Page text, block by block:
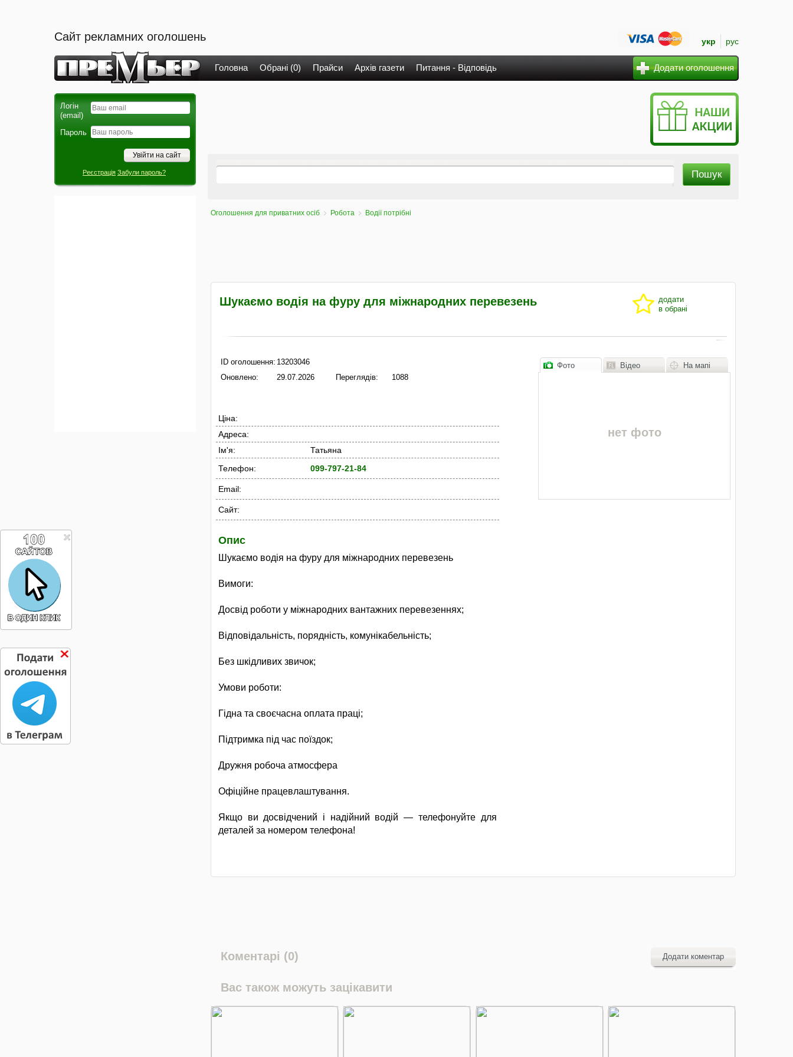
Сайт рекламних оголошень укр рус
Головна Обрані (0) Прайси Архів газети Питання - Відповідь Додати оголошення
Логін
(email)
Пароль
Реєстрація Забули пароль?
Оголошення для приватних осіб Робота Водії потрібні
Шукаємо водія на фуру для міжнародних перевезень
додати
в обрані
ID оголошення: 13203046
Оновлено:
29.07.2026 Переглядів: 1088
Ціна:
Адреса:
Ім'я:
Татьяна
Телефон:
099-797-21-84
Email:
Сайт:
Опис
Шукаємо водія на фуру для міжнародних перевезень
Вимоги:
Досвід роботи у міжнародних вантажних перевезеннях;
Відповідальність, порядність, комунікабельність;
Без шкідливих звичок;
Умови роботи:
Гідна та своєчасна оплата праці;
Підтримка під час поїздок;
Дружня робоча атмосфера
Офіційне працевлаштування.
Якщо ви досвідчений і надійний водій — телефонуйте для
деталей за номером телефона!
Фото Відео На мапі
нет фото
Коментарі (0) Додати коментар
Вас також можуть зацікавити